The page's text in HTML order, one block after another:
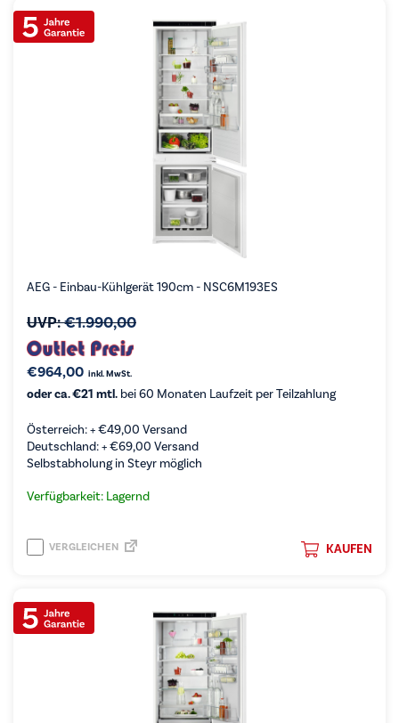
AEG - Einbau-Kühlgerät 190cm - NSC6M193ES
UVP:€1.990,00
€964,00 inkl. MwSt.
oder ca. €21 mtl. bei 60 Monaten Laufzeit per Teilzahlung
Österreich: +€49,00 Versand
Deutschland: +€69,00 Versand
Selbstabholung in Steyr möglich
Verfügbarkeit: Lagernd
KAUFEN
VERGLEICHEN